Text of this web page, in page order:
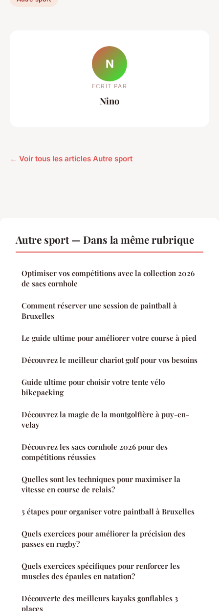
N
ECRIT PAR
Nino
← Voir tous les articles Autre sport
Autre sport — Dans la même rubrique
Optimiser vos compétitions avec la collection 2026
de sacs cornhole
Comment réserver une session de paintball à
Bruxelles
Le guide ultime pour améliorer votre course à pied
Découvrez le meilleur chariot golf pour vos besoins
Guide ultime pour choisir votre tente vélo
bikepacking
Découvrez la magie de la montgolfière à puy-en-
velay
Découvrez les sacs cornhole 2026 pour des
compétitions réussies
Quelles sont les techniques pour maximiser la
vitesse en course de relais?
5 étapes pour organiser votre paintball à Bruxelles
Quels exercices pour améliorer la précision des
passes en rugby?
Quels exercices spécifiques pour renforcer les
muscles des épaules en natation?
Découverte des meilleurs kayaks gonflables 3
places